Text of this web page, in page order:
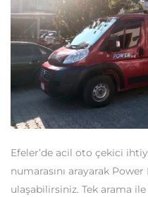
Efeler’de acil oto çekici
numarasını arayarak
ulaşabilirsiniz. Tek arama